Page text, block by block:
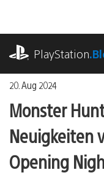
springen
PlayStation
20. Aug 2024
Monster
Neuigkeiten
Opening